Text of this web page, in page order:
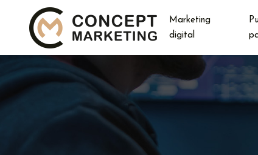
Marketing
digital